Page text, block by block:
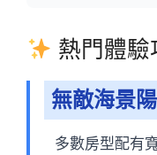
熱門體驗
無敵海景
多數房型配有